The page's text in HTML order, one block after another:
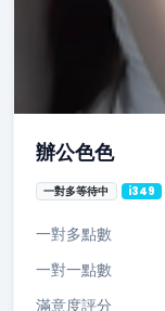
辦公色色
一對多等待中 i349
一對多點數
一對一點數
滿意度評分